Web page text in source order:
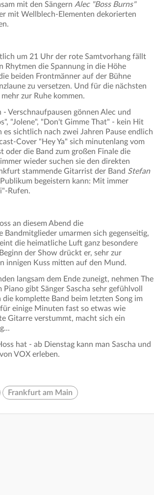
mit den Sängern Alec "Boss Burns"
mit Wellblech-Elementen dekorierten
um 21 Uhr der rote Samtvorhang fällt
Rhytmen die Spannung in die Höhe
beiden Frontmänner auf der Bühne
zu versetzen. Und für die nächsten
zur Ruhe kommen.
Verschnaufpausen gönnen Alec und
"Jolene", "Don't Gimme That" - kein Hit
es sichtlich nach zwei Jahren Pause endlich
Cover "Hey Ya" sich minutenlang vom
oder die Band zum großen Finale die
wieder suchen sie den direkten
stammende Gitarrist der Band Stefan
begeistern kann: Mit immer
Rufen.
an diesem Abend die
umarmen sich gegenseitig,
die heimatliche Luft ganz besondere
der Show drückt er, sehr zur
innigen Kuss mitten auf den Mund.
langsam dem Ende zuneigt, nehmen The
gibt Sänger Sascha sehr gefühlvoll
komplette Band beim letzten Song im
einige Minuten fast so etwas wie
Gitarre verstummt, macht sich ein
hat - ab Dienstag kann man Sascha und
VOX erleben.
Frankfurt am Main